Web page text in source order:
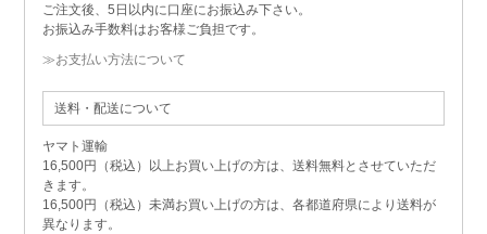
ご注文後、5日以内に口座にお振込み下さい。
お振込み手数料はお客様ご負担です。
≫お支払い方法について
送料・配送について
ヤマト運輸
16,500円（税込）以上お買い上げの方は、送料無料とさせていただ
きます。
16,500円（税込）未満お買い上げの方は、各都道府県により送料が
異なります。